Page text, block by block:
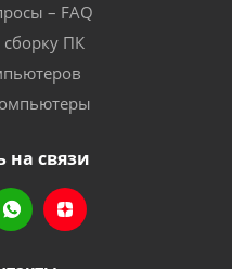
– FAQ
сборку ПК
на связи